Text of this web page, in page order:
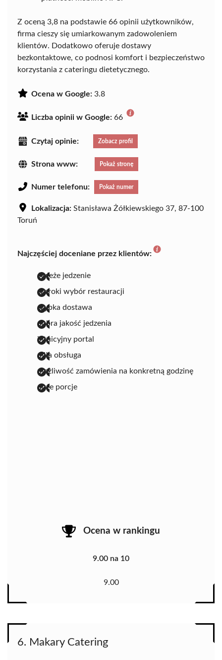
Z oceną 3,8 na podstawie 66 opinii użytkowników,
firma cieszy się umiarkowanym zadowoleniem
klientów. Dodatkowo oferuje dostawy
bezkontaktowe, co podnosi komfort i bezpieczeństwo
korzystania z cateringu dietetycznego.
Ocena w Google: 3.8
Liczba opinii w Google: 66
Czytaj opinie: Zobacz profil
Strona www: Pokaż stronę
Numer telefonu: Pokaż numer
Lokalizacja: Stanisława Żółkiewskiego 37, 87-100
Toruń
Najczęściej doceniane przez klientów:
świeże jedzenie
szeroki wybór restauracji
szybka dostawa
dobra jakość jedzenia
intuicyjny portal
miła obsługa
możliwość zamówienia na konkretną godzinę
duże porcje
Ocena w rankingu
9.00 na 10
9.00
6. Makary Catering